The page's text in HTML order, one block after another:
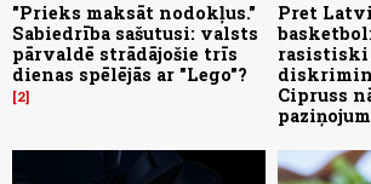
"Prieks maksāt nodokļus."
Sabiedrība sašutusi: valsts
pārvaldē strādājošie trīs
dienas spēlējās ar "Lego"?
2
Pret
rasistiski
Cipruss